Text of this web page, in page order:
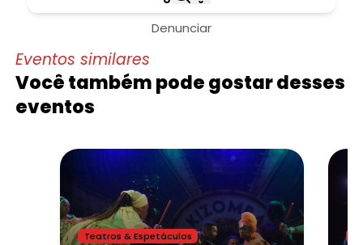
Denunciar
Eventos similares
Você também pode gostar desses
eventos
Teatros & Espetáculos